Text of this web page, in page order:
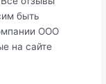
быть
ООО
на сайте